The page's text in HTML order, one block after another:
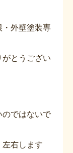
外壁塗装専
とうござい
ではないで
右します